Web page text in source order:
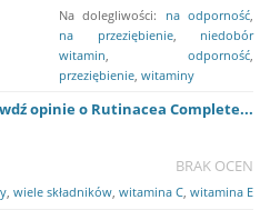
Na dolegliwości: na odporność
na przeziębienie, niedobór
witamin
odporność
przeziębienie witaminy
opinie o Rutinacea Complete...
BRAK OCEN
wiele składników witamina C witamina E